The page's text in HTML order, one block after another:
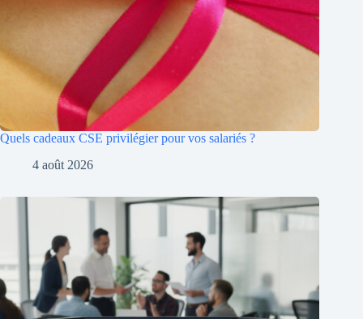
Quels cadeaux CSE privilégier pour vos salariés ?
4 août 2026